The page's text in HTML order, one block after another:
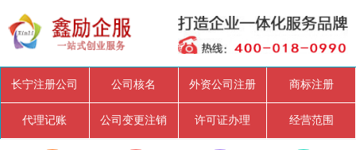
长宁注册公司 公司核名 外资公司注册 商标注册
代理记账 公司变更注销 许可证办理 经营范围